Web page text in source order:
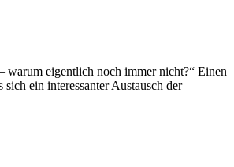
eigentlich noch immer nicht?“ Einen
ein interessanter Austausch der